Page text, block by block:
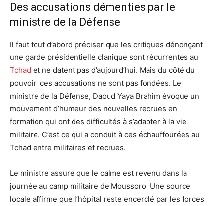
Des accusations démenties par le
ministre de la Défense
Il faut tout d’abord préciser que les critiques dénonçant
une garde présidentielle clanique sont récurrentes au
Tchad et ne datent pas d’aujourd’hui. Mais du côté du
pouvoir, ces accusations ne sont pas fondées. Le
ministre de la Défense, Daoud Yaya Brahim évoque un
mouvement d’humeur des nouvelles recrues en
formation qui ont des difficultés à s’adapter à la vie
militaire. C’est ce qui a conduit à ces échauffourées au
Tchad entre militaires et recrues.
Le ministre assure que le calme est revenu dans la
journée au camp militaire de Moussoro. Une source
locale affirme que l’hôpital reste encerclé par les forces